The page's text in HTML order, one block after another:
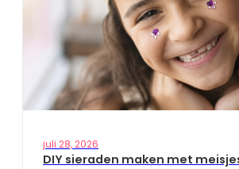
juli 28, 2026
DIY sieraden maken met